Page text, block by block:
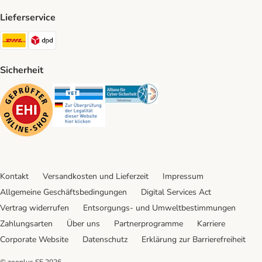
Lieferservice
DHL Shipping Method
Sicherheit
Security Security Security
Kontakt Versandkosten und Lieferzeit
Impressum
Allgemeine Geschäftsbedingungen
Digital Services Act
Vertrag widerrufen
Entsorgungs- und Umweltbestimmungen
Zahlungsarten
Über uns Partnerprogramme
Karriere
Corporate Website
Datenschutz Erklärung zur Barrierefreiheit